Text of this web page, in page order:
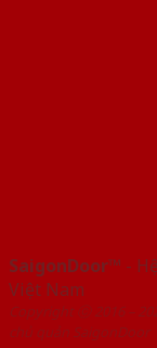
SaigonDoor™ -
Việt Nam
Copyright ⓒ 2016 –
chủ quản SaigonDoor